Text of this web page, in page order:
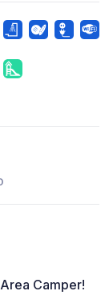
Camper!